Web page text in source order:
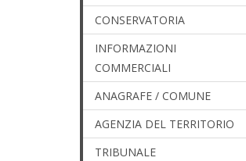
CONSERVATORIA
INFORMAZIONI
COMMERCIALI
ANAGRAFE / COMUNE
AGENZIA DEL TERRITORIO
TRIBUNALE